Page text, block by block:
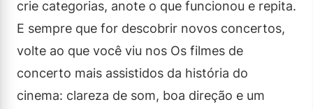
crie categorias, anote o que funcionou e repita.
E sempre que for descobrir novos concertos,
volte ao que você viu nos Os filmes de
concerto mais assistidos da história do
cinema: clareza de som, boa direção e um